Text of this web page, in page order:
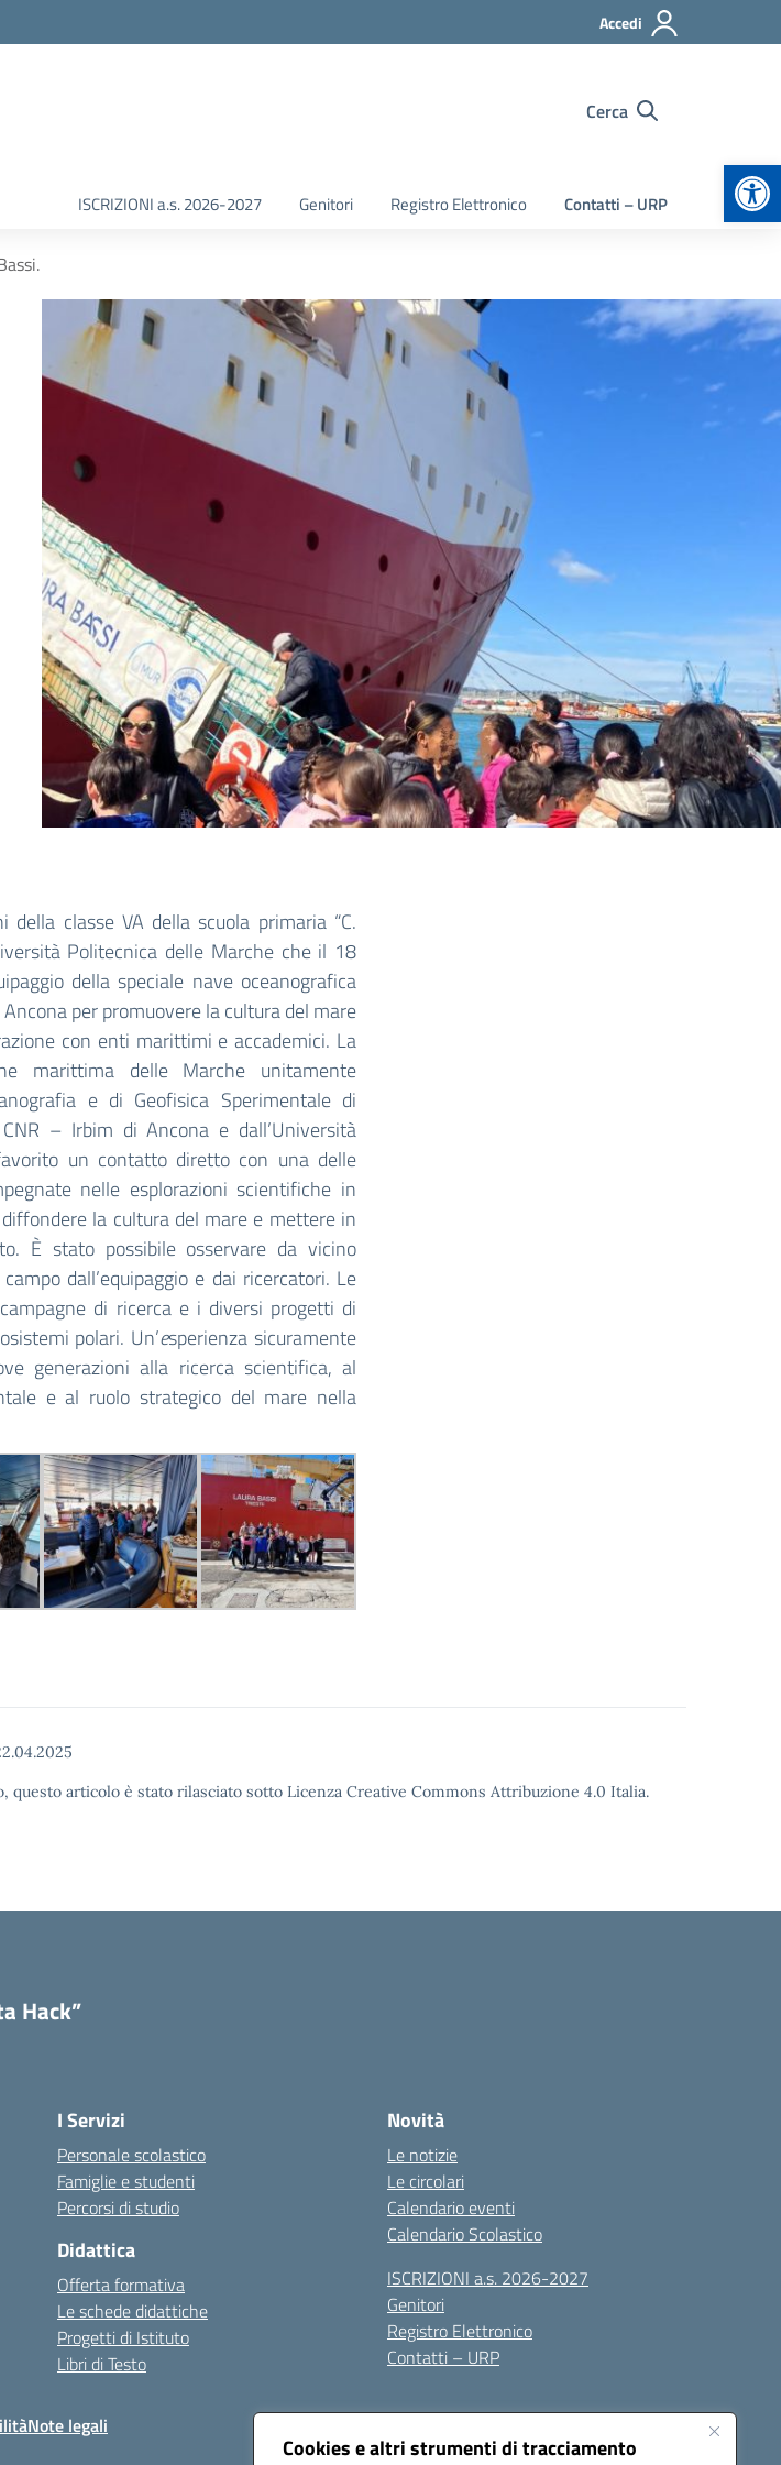
Cookies e altri strumenti di tracciamento
Accedi
Cerca
ISCRIZIONI a.s. 2026-2027 Genitori Registro Elettronico Contatti – URP
classe VA della scuola primaria “C.
Politecnica delle Marche che il 18
della speciale nave oceanografica
per promuovere la cultura del mare
con enti marittimi e accademici. La
marittima delle Marche unitamente
e di Geofisica Sperimentale di
– Irbim di Ancona e dall’Università
un contatto diretto con una delle
nelle esplorazioni scientifiche in
la cultura del mare e mettere in
È stato possibile osservare da vicino
dall’equipaggio e dai ricercatori. Le
di ricerca e i diversi progetti di
polari. Un’esperienza sicuramente
generazioni alla ricerca scientifica, al
e al ruolo strategico del mare nella
questo articolo è stato rilasciato sotto Licenza Creative Commons Attribuzione 4.0 Italia.
Hack”
I Servizi
Personale scolastico
Famiglie e studenti
Percorsi di studio
Didattica
Offerta formativa
Le schede didattiche
Progetti di Istituto
Libri di Testo
Novità
Le notizie
Le circolari
Calendario eventi
Calendario Scolastico
ISCRIZIONI a.s. 2026-2027
Genitori
Registro Elettronico
Contatti – URP
Note legali